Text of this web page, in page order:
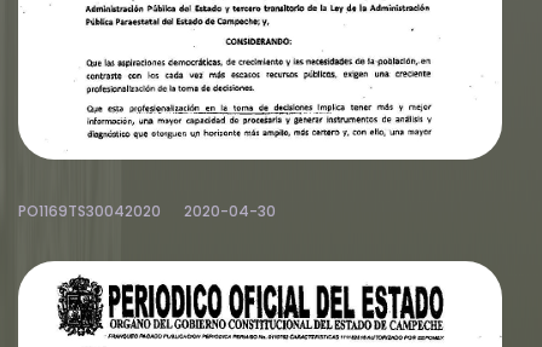
PO1169TS30042020 2020-04-30